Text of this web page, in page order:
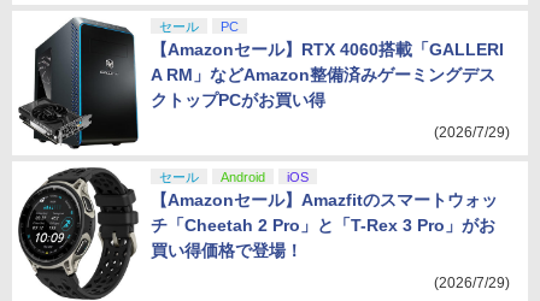
セール PC
【Amazonセール】RTX 4060搭載「GALLERI
A RM」などAmazon整備済みゲーミングデス
クトップPCがお買い得
(2026/7/29)
セール Android iOS
【Amazonセール】Amazfitのスマートウォッ
チ「Cheetah 2 Pro」と「T-Rex 3 Pro」がお
買い得価格で登場！
(2026/7/29)